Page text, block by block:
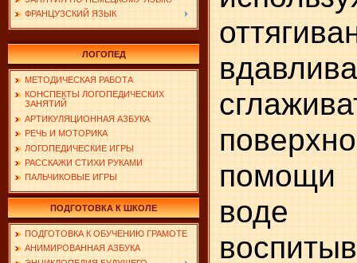
ФРАНЦУЗСКИЙ ЯЗЫК
ЛОГОПЕД
МЕТОДИЧЕСКАЯ РАБОТА
КОНСПЕКТЫ ЛОГОПЕДИЧЕСКИХ
ЗАНЯТИЙ
АРТИКУЛЯЦИОННАЯ АЗБУКА
РЕЧЬ И МОТОРИКА
ЛОГОПЕДИЧЕСКИЕ ИГРЫ
РАССКАЖИ СТИХИ РУКАМИ
ПАЛЬЧИКОВЫЕ ИГРЫ
ПОДГОТОВКА К ШКОЛЕ
ПОДГОТОВКА К ОБУЧЕНИЮ ГРАМОТЕ
АНИМИРОВАННАЯ АЗБУКА
помощи
воде